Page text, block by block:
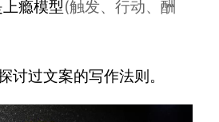
上瘾模型(触发、行动、酬
讨过文案的写作法则。